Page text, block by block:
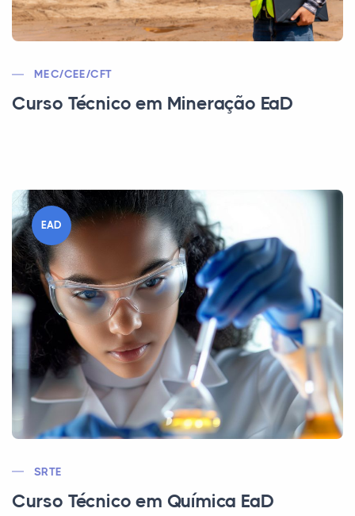
MEC/CEE/CFT
Curso Técnico em Mineração EaD
EAD
SRTE
Curso Técnico em Química EaD